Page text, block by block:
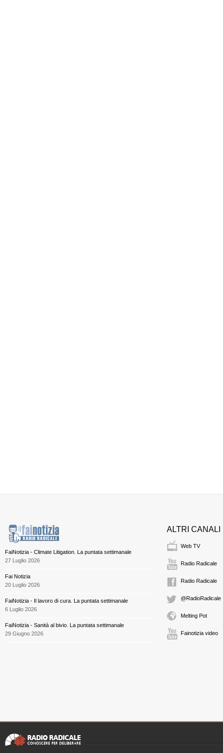
FaiNotizia - Climate Litigation. La puntata settimanale
27 Luglio 2026
Fai Notizia
20 Luglio 2026
FaiNotizia - Il lavoro di cura. La puntata settimanale
6 Luglio 2026
FaiNotizia - Sanità al bivio. La puntata settimanale
29 Giugno 2026
ALTRI CANALI
Web TV
Radio Radicale
Radio Radicale
@RadioRadicale
Melting Pot
Fainotizia video